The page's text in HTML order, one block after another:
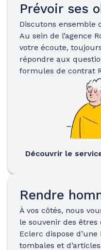
Prévoir ses
Discutons ensemble
Au sein de l’agence
votre écoute,
répondre aux
formules de contrat
Découvrir le
Rendre
À vos côtés, nous
le souvenir des êtres
Eclerc dispose
tombales et